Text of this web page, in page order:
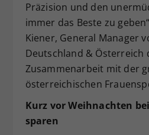
Präzision und den
immer das Beste zu
Kiener, General Manager
Deutschland & Österreich
Zusammenarbeit mit der
österreichischen
Kurz vor Weihnachten
sparen